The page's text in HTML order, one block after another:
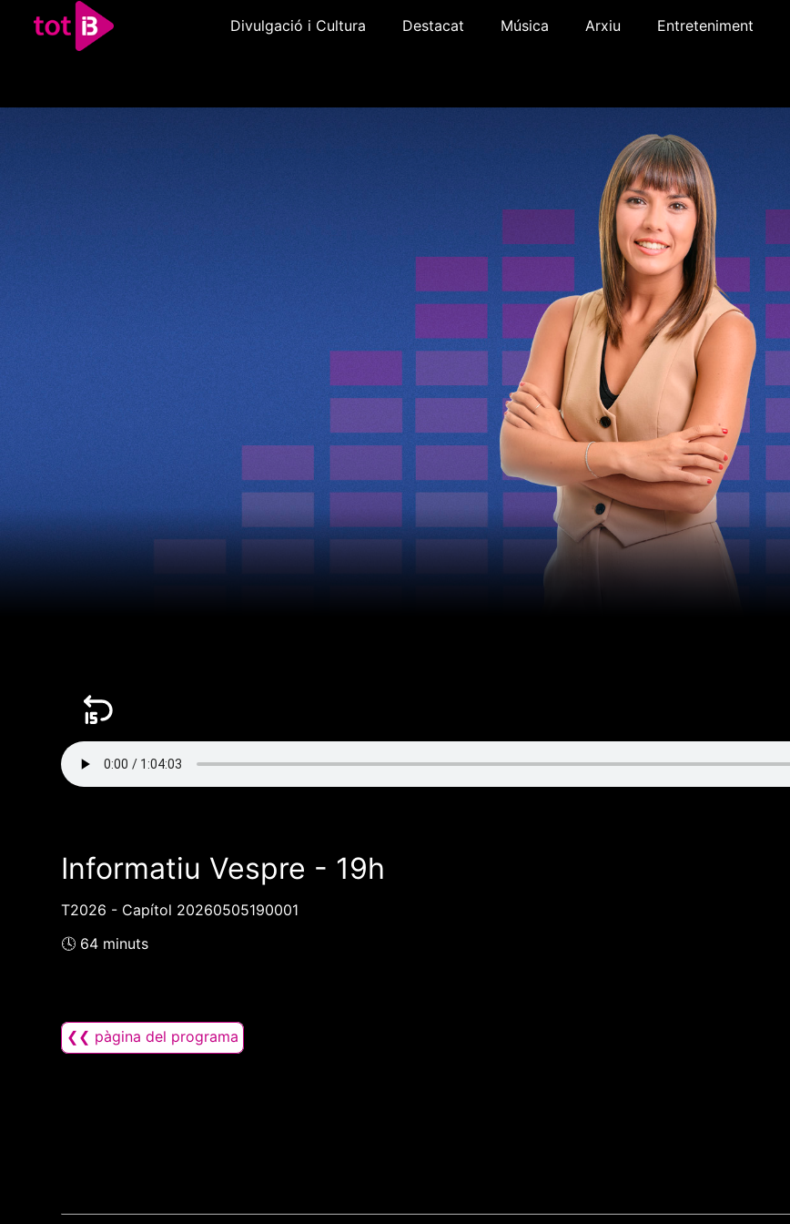
Divulgació i Cultura Destacat Música Arxiu Entreteniment
Informatiu Vespre - 19h
T2026 - Capítol 20260505190001
🕓 64 minuts
❮❮ pàgina del programa